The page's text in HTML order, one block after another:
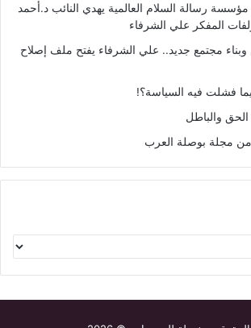
رسالة السلام العالمية يهدي النائب د.أحمد
المفكر علي الشرفاء
وبناء مجتمع جديد.. علي الشرفاء يفتح ملف إصلاح
فشلت فيه السياسة؟!
والباطل
من مجلة بوصلة العرب